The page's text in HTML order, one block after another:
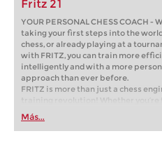
Fritz 21
YOUR PERSONAL CHESS COACH -
taking your first steps into the
chess, or already playing at a
with FRITZ, you can train more
intelligently and with a more
approach than ever before.
FRITZ is more than just a chess
training revolution! Whether you’re
first steps into the world of club
playing at a tournament level: with
train more efficiently, intelligently
Más...